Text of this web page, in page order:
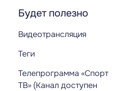
Будет полезно
Видеотрансляция
Теги
Телепрограмма «Спорт
ТВ» (Канал доступен